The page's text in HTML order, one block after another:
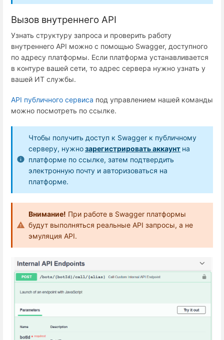
Вызов внутреннего API
Узнать структуру запроса и проверить работу
внутреннего API можно c помощью Swagger, доступного
по адресу платформы. Если платформа устанавливается
в контуре вашей сети, то адрес сервера нужно узнать у
вашей ИТ службы.
API публичного сервиса под управлением нашей команды
можно посмотреть по ссылке.
Чтобы получить доступ к Swagger к публичному
серверу, нужнозарегистрировать аккаунт на
платформе по ссылке, затем подтвердить
электронную почту и авторизоваться на
платформе.
Внимание! При работе в Swagger платформы
будут выполняться реальные API запросы, а не
эмуляция API.